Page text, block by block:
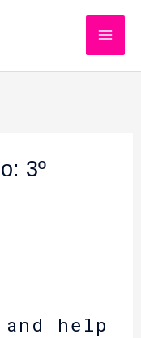
3º
help